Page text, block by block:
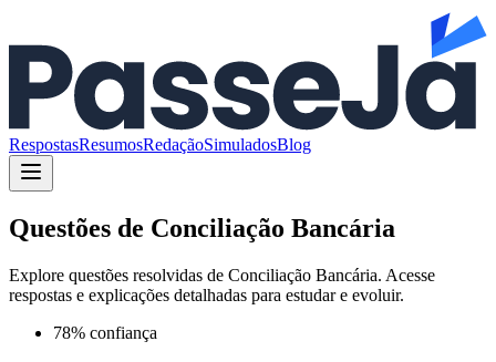
RespostasResumosRedaçãoSimuladosBlog
Questões de Conciliação Bancária
Explore questões resolvidas de Conciliação Bancária. Acesse
respostas e explicações detalhadas para estudar e evoluir.
78% confiança